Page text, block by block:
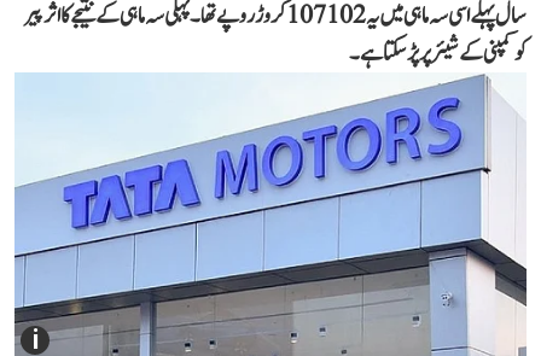
سال پہلے اسی سہ ماہی میں یہ 107102 کروڑ روپے تھا۔ پہلی سہ ماہی کے نتیجے کا اثر پیر
کو کمپنی کے شیئر پر پڑ سکتا ہے۔
i